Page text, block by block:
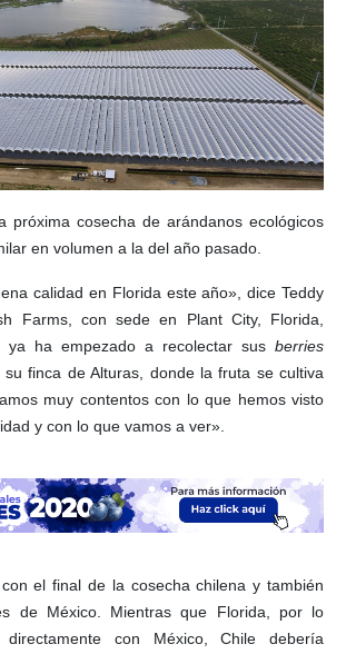
próxima cosecha de arándanos ecológicos
en volumen a la del año pasado.
calidad en Florida este año», dice Teddy
Farms, con sede en Plant City, Florida,
ya ha empezado a recolectar sus berries
su finca de Alturas, donde la fruta se cultiva
muy contentos con lo que hemos visto
y con lo que vamos a ver».
el final de la cosecha chilena y también
de México. Mientras que Florida, por lo
directamente con México, Chile debería